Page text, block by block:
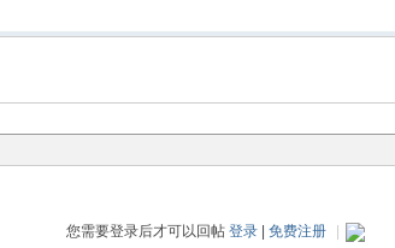
您需要登录后才可以回帖 登录| 免费注册